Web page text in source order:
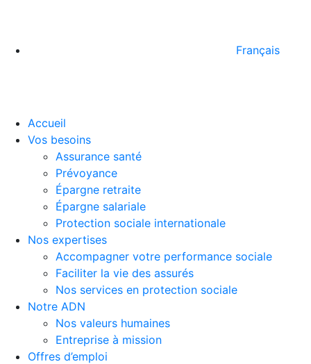
Français
Accueil
Vos besoins
Assurance santé
Prévoyance
Épargne retraite
Épargne salariale
Protection sociale internationale
Nos expertises
Accompagner votre performance sociale
Faciliter la vie des assurés
Nos services en protection sociale
Notre ADN
Nos valeurs humaines
Entreprise à mission
Offres d’emploi